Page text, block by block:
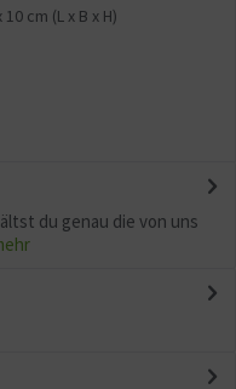
10 cm (L x B x H)
du genau die von uns